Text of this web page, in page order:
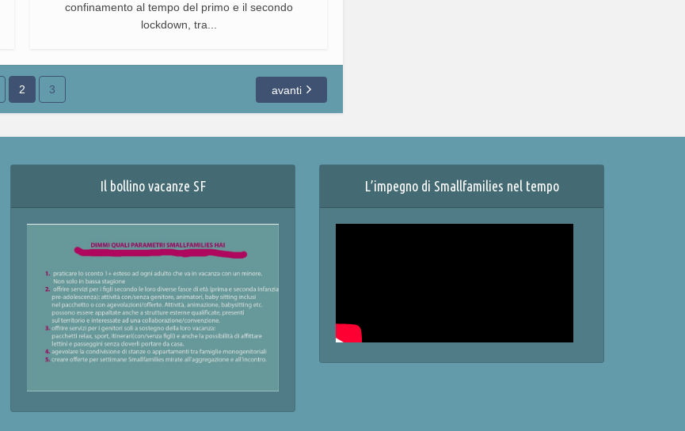
confinamento al tempo del primo e il secondo
lockdown, tra...
2 3 avanti
Il bollino vacanze SF L’impegno di Smallfamilies nel tempo